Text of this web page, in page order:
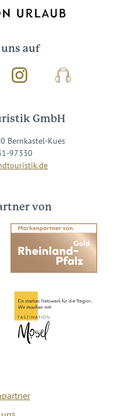
uns auf
InstagramPodcast
GmbH
Bernkastel-Kues
97330
von